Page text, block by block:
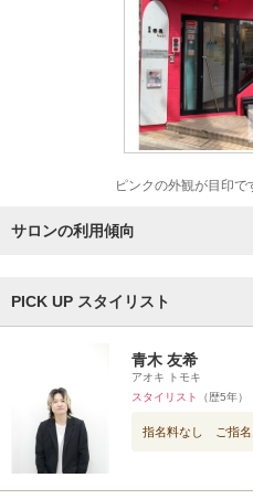
ピンクの外観が目印で
サロンの利用傾向
PICK UP スタイリスト
青木 友希
アオキ トモキ
スタイリスト
（歴5年）
指名料なし ご指名